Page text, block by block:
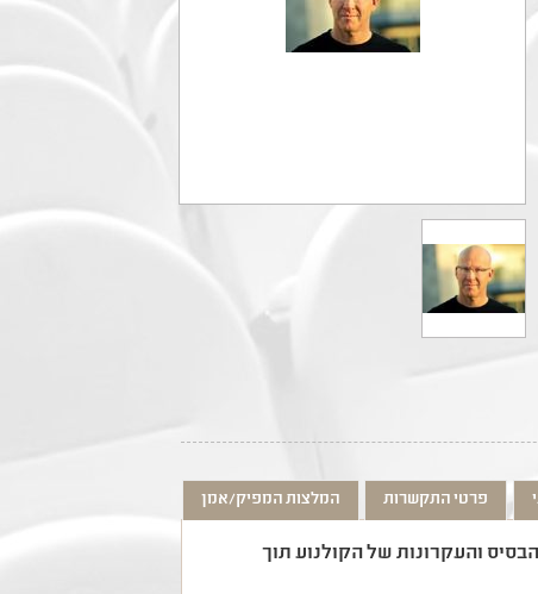
פרטי התקשרות המלצות המפיק/אמן
והעקרונות של הקולנוע תוך